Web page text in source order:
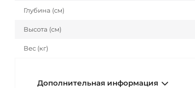
Глубина (см)
Высота (см)
Вес (кг)
Дополнительная информация